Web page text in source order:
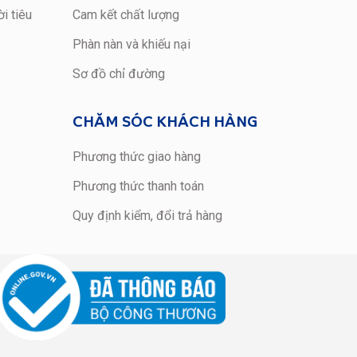
tiêu
Cam kết chất lượng
Phàn nàn và khiếu nại
Sơ đồ chỉ đường
CHĂM SÓC KHÁCH HÀNG
Phương thức giao hàng
Phương thức thanh toán
Quy định kiểm, đổi trả hàng